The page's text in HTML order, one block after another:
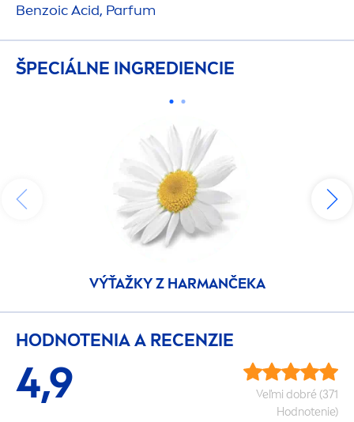
Benzoic Acid, Parfum
ŠPECIÁLNE INGREDIENCIE
VÝŤAŽKY Z HARMANČEKA
HODNOTENIA A RECENZIE
4,9
Veľmi dobré (371
Hodnotenie)